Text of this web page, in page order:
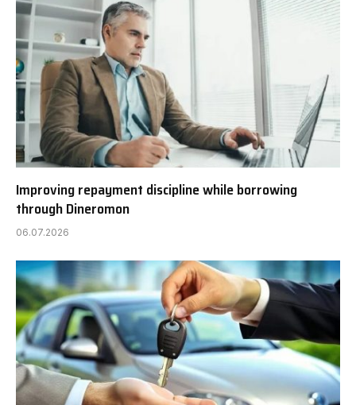
Improving repayment discipline while borrowing
through Dineromon
06.07.2026